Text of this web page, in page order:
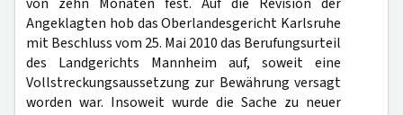
Angeklagten hob das Oberlandesgericht Karlsruhe
mit Beschluss vom 25. Mai 2010 das Berufungsurteil
des Landgerichts Mannheim auf, soweit eine
Vollstreckungsaussetzung zur Bewährung versagt
worden war. Insoweit wurde die Sache zu neuer